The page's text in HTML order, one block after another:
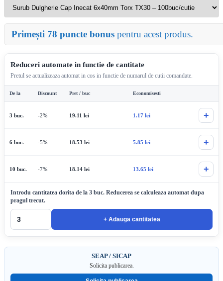
Primești 78 puncte bonus pentru acest produs.
Reduceri automate in functie de cantitate
Pretul se actualizeaza automat in cos in functie de numarul de cutii comandate.
De la Discount Pret / buc Economisesti
3 buc. -2% 19.11 lei 1.17 lei +
6 buc. -5% 18.53 lei 5.85 lei +
10 buc. -7% 18.14 lei 13.65 lei +
Introdu cantitatea dorita de la 3 buc. Reducerea se calculeaza automat dupa
pragul trecut.
+ Adauga cantitatea
SEAP / SICAP
Solicita publicarea.